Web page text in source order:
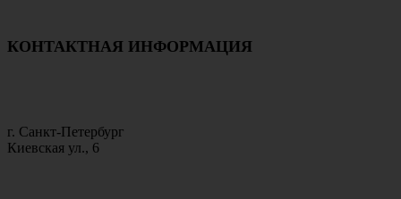
КОНТАКТНАЯ ИНФОРМАЦИЯ
г. Санкт-Петербург
Киевская ул., 6